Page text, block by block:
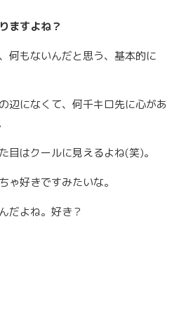
ますよね？
何もないんだと思う、基本的に
辺になくて、何千キロ先に心があ
目はクールに見えるよね(笑)。
ゃ好きですみたいな。
だよね。好き？